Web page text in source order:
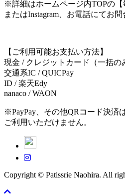
※詳細はホームページ内TOPの【
またはInstagram、お電話にてお
【ご利用可能お支払い方法】
現金 / クレジットカード（一括の
交通系IC / QUICPay
ID / 楽天Edy
nanaco / WAON
※PayPay、その他QRコード決済
ご利用いただけません。
Copyright © Patissrie Naohira. All